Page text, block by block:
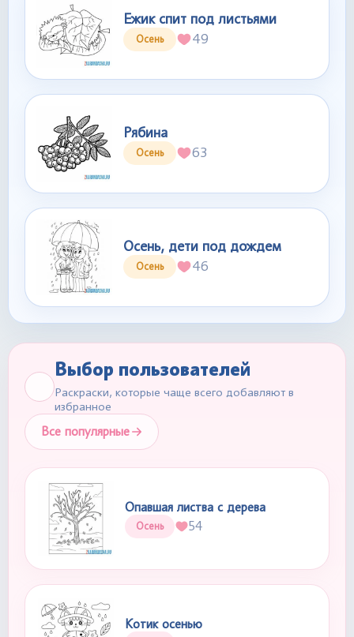
Ежик спит под листьями
Осень 49
Рябина
Осень 63
Осень, дети под дождем
Осень 46
Выбор пользователей
Раскраски, которые чаще всего добавляют в
избранное
Все популярные
Опавшая листва с дерева
Осень 54
Котик осенью